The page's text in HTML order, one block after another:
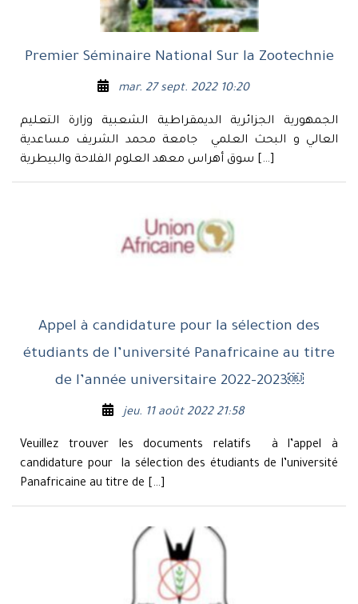
Premier Séminaire National Sur la Zootechnie
mar. 27 sept. 2022 10:20
الجمهورية الجزائرية الديمقراطية الشعبية وزارة التعليم
العالي و البحث العلمي جامعة محمد الشريف مساعدية
سوق أهراس معهد العلوم الفلاحة والبيطرية […]
Appel à candidature pour la sélection des
étudiants de l’université Panafricaine au titre
de l’année universitaire 2022-2023￼
jeu. 11 août 2022 21:58
Veuillez trouver les documents relatifs à l’appel à
candidature pour la sélection des étudiants de l’université
Panafricaine au titre de […]